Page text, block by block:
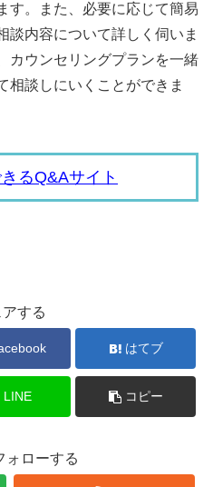
す。また、必要に応じて簡易
談内容について詳しく伺いま
カウンセリングプランを一緒
相談しにいくことができま
るQ&Aサイト
アする
はてブ
LINE コピー
ォローする